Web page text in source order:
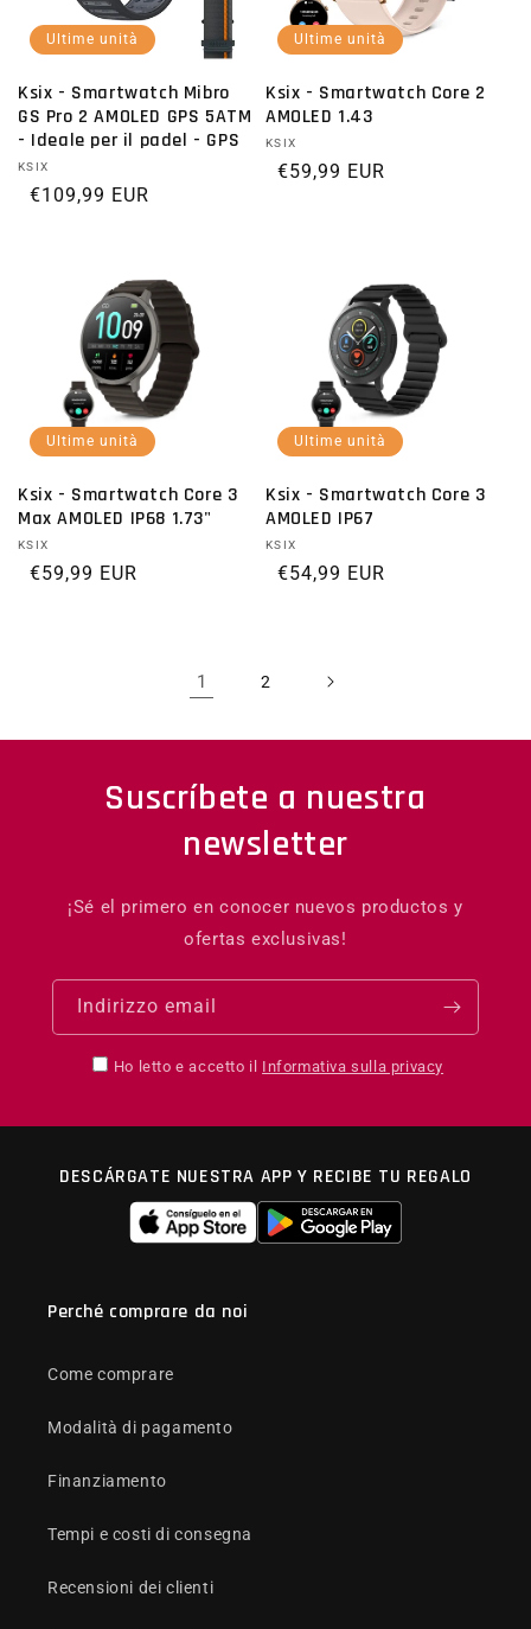
Ultime unità
Ksix - Smartwatch Mibro
GS Pro 2 AMOLED GPS 5ATM
- Ideale per il padel - GPS
Fornitore:
KSIX
Prezzo di listino
€109,99 EUR
Ultime unità
Ksix - Smartwatch Core 2
AMOLED 1.43
Fornitore:
KSIX
Prezzo di listino
€59,99 EUR
Ultime unità
Ksix - Smartwatch Core 3
Max AMOLED IP68 1.73"
Fornitore:
KSIX
Prezzo di listino
€59,99 EUR
Ultime unità
Ksix - Smartwatch Core 3
AMOLED IP67
Fornitore:
KSIX
Prezzo di listino
€54,99 EUR
1 2
Suscríbete a nuestra
newsletter
¡Sé el primero en conocer nuevos productos y
ofertas exclusivas!
Indirizzo email
Ho letto e accetto il Informativa sulla privacy
DESCÁRGATE NUESTRA APP Y RECIBE TU REGALO
Perché comprare da noi
Come comprare
Modalità di pagamento
Finanziamento
Tempi e costi di consegna
Recensioni dei clienti